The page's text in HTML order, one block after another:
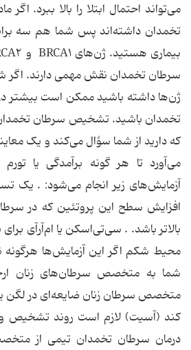
می‌تواند احتمال ابتلا را بالا ببرد.
تخمدان داشته‌اند پس شما هم سه
سرطان تخمدان نقش مهمی دارند. اگر
ژن‌ها داشته باشید ممکن است بیشتر
تخمدان باشید. تشخیص سرطان
که دارید از شما سؤال می‌کند و یک
می‌آورد تا هر گونه برآمدگی یا
افزایش سطح این پروتئین که در
بالاتر باشد. . سی‌تی‌اسکن یا ام‌آرآی
محیط شکم اگر این آزمایش‌ها هرگونه
شما به متخصص سرطان‌های زنان
متخصص سرطان زنان ضایعه‌ای در لگن
کند (آسیت) لازم است روند تشخیص و
درمان سرطان تخمدان تیمی از